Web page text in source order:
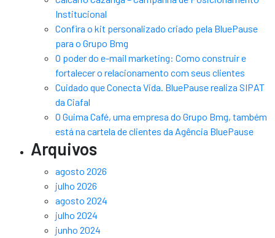
Institucional
Confira o kit personalizado criado pela BluePause
para o Grupo Bmg
O poder do e-mail marketing: Como construir e
fortalecer o relacionamento com seus clientes
Cuidado que Conecta Vida. BluePause realiza SIPAT
da Ciafal
O Guima Café, uma empresa do Grupo Bmg, também
está na cartela de clientes da Agência BluePause
Arquivos
agosto 2026
julho 2026
agosto 2024
julho 2024
junho 2024